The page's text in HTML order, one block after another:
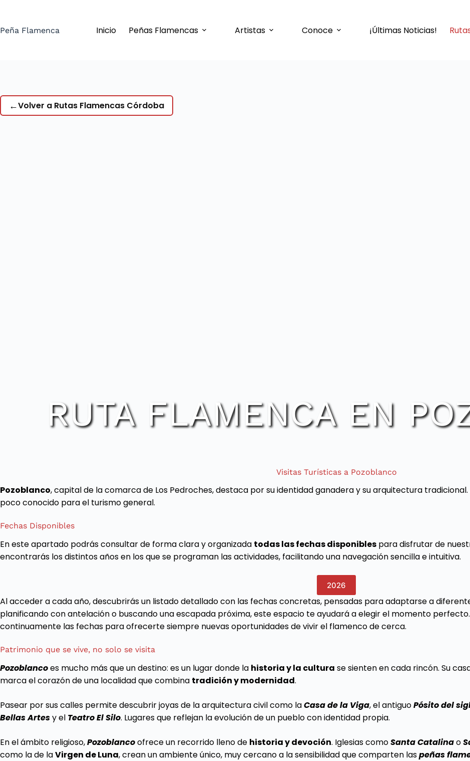
contenido
Peña Flamenca Inicio Peñas Flamencas Artistas Conoce ¡Últimas Noticias!
←Volver a Rutas Flamencas Córdoba
RUTA FLAMENCA EN
Visitas Turísticas a Pozoblanco
Pozoblanco, capital de la comarca de Los Pedroches, destaca por su identidad ganadera y su arquitectura
poco conocido para el turismo general.
Fechas Disponibles
En este apartado podrás consultar de forma clara y organizada todas las fechas disponibles para disfrutar de
encontrarás los distintos años en los que se programan las actividades, facilitando una navegación sencilla e intuitiva.
2026
Al acceder a cada año, descubrirás un listado detallado con las fechas concretas, pensadas para adaptarse a
planificando con antelación o buscando una escapada próxima, este espacio te ayudará a elegir el momento
continuamente las fechas para ofrecerte siempre nuevas oportunidades de vivir el flamenco de cerca.
Patrimonio que se vive, no solo se visita
Pozoblancoes mucho más que un destino: es un lugar donde la historia y la cultura se sienten en cada rincón. Su
marca el corazón de una localidad que combina tradición y modernidad.
Pasear por sus calles permite descubrir joyas de la arquitectura civil como laCasa de la Viga, el antiguoPósito del
Bellas Artesy el Teatro El Silo. Lugares que reflejan la evolución de un pueblo con identidad propia.
En el ámbito religioso,Pozoblancoofrece un recorrido lleno de historia y devoción. Iglesias comoSanta Catalinao
como la de laVirgen de Luna, crean un ambiente único, muy cercano a la sensibilidad que comparten laspeñas